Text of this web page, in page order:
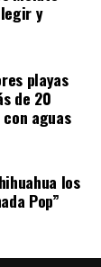
y
playas
de 20
aguas
los
Pop”